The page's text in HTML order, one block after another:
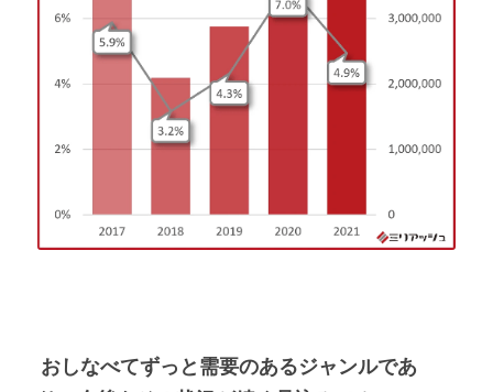
おしなべてずっと需要のあるジャンルであ